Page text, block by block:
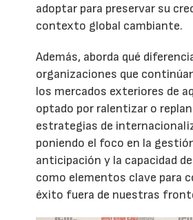
adoptar para preservar su
contexto global cambiante.
Además, aborda qué
organizaciones que
los mercados exteriores de
optado por ralentizar o
estrategias de
poniendo el foco en la
anticipación y la capacidad
como elementos clave para
éxito fuera de nuestras